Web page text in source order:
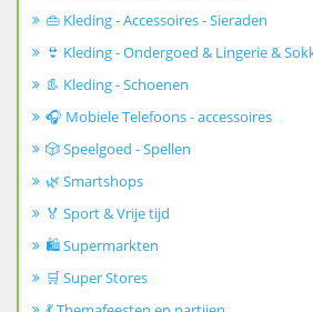
👜 Kleding - Accessoires - Sieraden
👙 Kleding - Ondergoed & Lingerie &
👢 Kleding - Schoenen
🎧 Mobiele Telefoons - accessoires
🎲 Speelgoed - Spellen
🌿 Smartshops
🏅 Sport & Vrije tijd
🛍️ Supermarkten
🛒 Super Stores